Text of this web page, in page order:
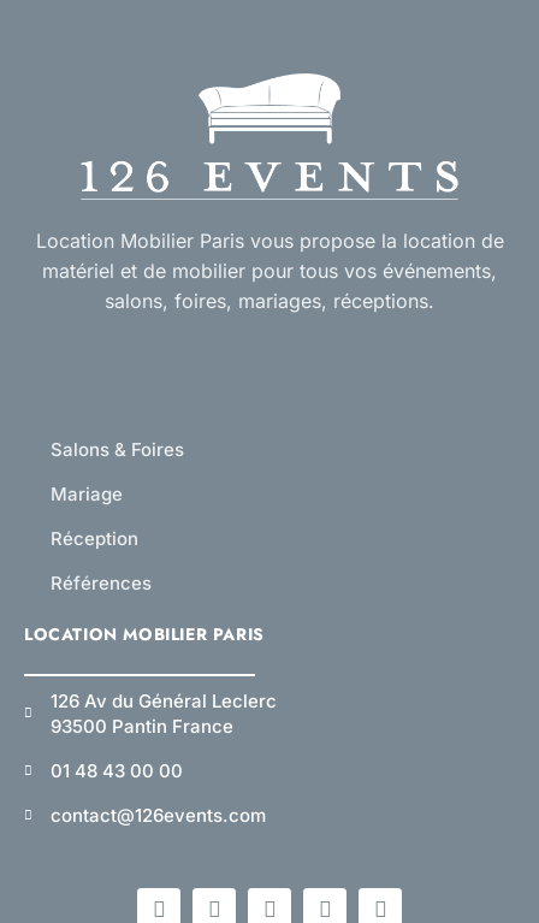
Location Mobilier Paris vous propose la location de
matériel et de mobilier pour tous vos événements,
salons, foires, mariages, réceptions.
Salons & Foires
Mariage
Réception
Références
LOCATION MOBILIER PARIS
126 Av du Général Leclerc
93500 Pantin France
01 48 43 00 00
contact@126events.com